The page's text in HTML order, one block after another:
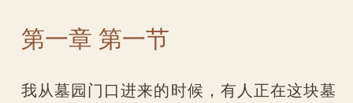
第一章 第一节
我从墓园门口进来的时候，有人正在这块墓